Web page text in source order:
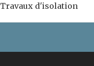
Travaux d'isolation